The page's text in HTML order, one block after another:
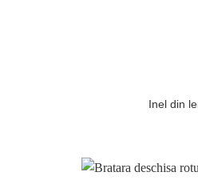
Inel din